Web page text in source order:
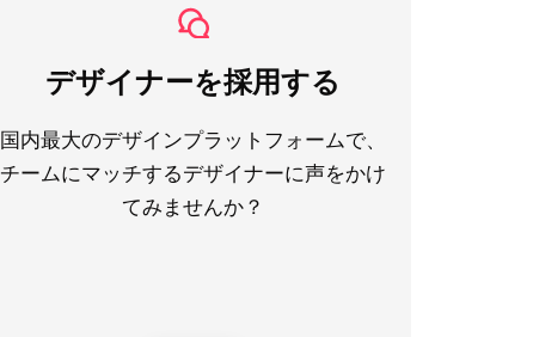
デザイナーを採用する
国内最大のデザインプラットフォームで、
チームにマッチするデザイナーに声をかけ
てみませんか？